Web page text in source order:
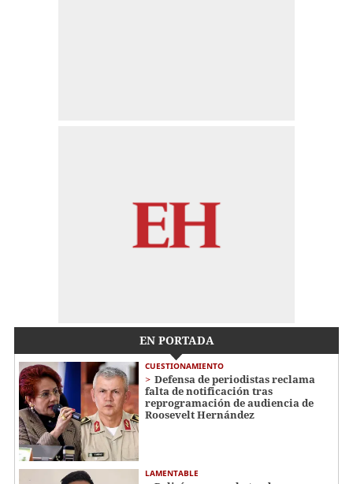
EN PORTADA
CUESTIONAMIENTO
Defensa de periodistas reclama
falta de notificación tras
reprogramación de audiencia de
Roosevelt Hernández
LAMENTABLE